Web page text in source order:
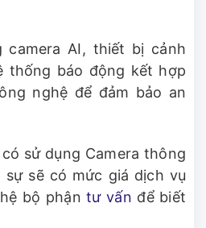
camera AI, thiết bị cảnh
thống báo động kết hợp
nghệ để đảm bảo an
sử dụng Camera thông
sẽ có mức giá dịch vụ
bộ phậntư vấn để biết